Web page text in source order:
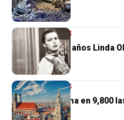
de heridos
INTERNACIONALES
Muere a los 97 años Linda
venezolana
INTERNACIONALES
Alemania estima en 9,800
calor